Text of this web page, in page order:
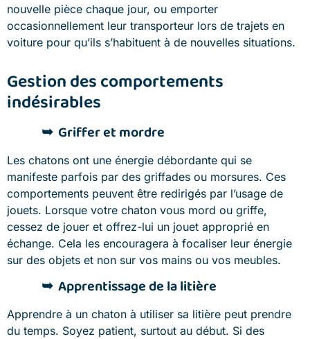
nouvelle pièce chaque jour, ou emporter
occasionnellement leur transporteur lors de trajets en
voiture pour qu’ils s’habituent à de nouvelles situations.
Gestion des comportements
indésirables
Griffer et mordre
Les chatons ont une énergie débordante qui se
manifeste parfois par des griffades ou morsures. Ces
comportements peuvent être redirigés par l’usage de
jouets. Lorsque votre chaton vous mord ou griffe,
cessez de jouer et offrez-lui un jouet approprié en
échange. Cela les encouragera à focaliser leur énergie
sur des objets et non sur vos mains ou vos meubles.
Apprentissage de la litière
Apprendre à un chaton à utiliser sa litière peut prendre
du temps. Soyez patient, surtout au début. Si des